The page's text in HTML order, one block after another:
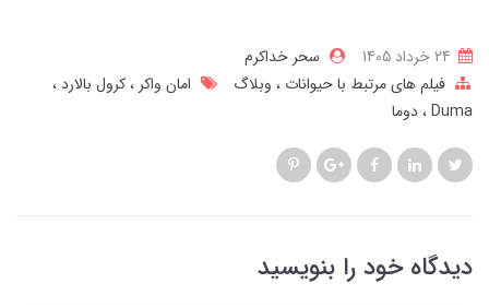
سحر خداکرم
فیلم های مرتبط با حیوانات
وبلاگ امان واکر
کرول بالارد
Duma دوما
دیدگاه خود را بنویسید